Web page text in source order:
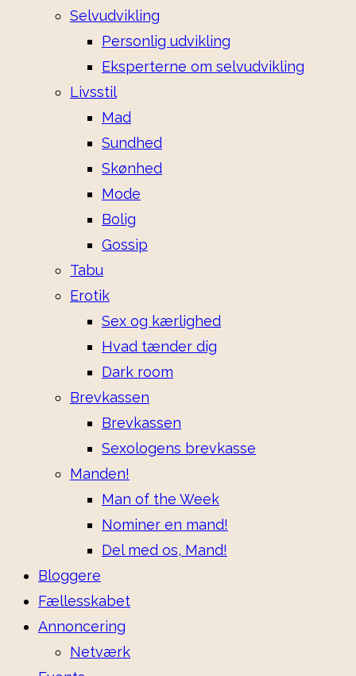
Selvudvikling
Personlig udvikling
Eksperterne om selvudvikling
Livsstil
Mad
Sundhed
Skønhed
Mode
Bolig
Gossip
Tabu
Erotik
Sex og kærlighed
Hvad tænder dig
Dark room
Brevkassen
Brevkassen
Sexologens brevkasse
Manden!
Man of the Week
Nominer en mand!
Del med os, Mand!
Bloggere
Fællesskabet
Annoncering
Netværk